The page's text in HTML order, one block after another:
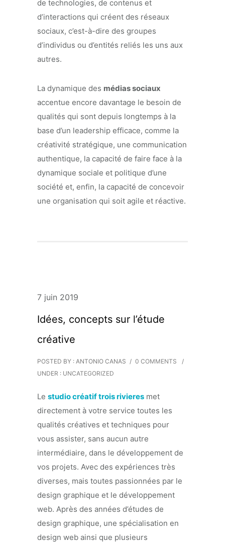
de technologies, de contenus et
d’interactions qui créent des réseaux
sociaux, c’est-à-dire des groupes
d’individus ou d’entités reliés les uns aux
autres.
La dynamique des médias sociaux
accentue encore davantage le besoin de
qualités qui sont depuis longtemps à la
base d’un leadership efficace, comme la
créativité stratégique, une communication
authentique, la capacité de faire face à la
dynamique sociale et politique d’une
société et, enfin, la capacité de concevoir
une organisation qui soit agile et réactive.
7 juin 2019
Idées, concepts sur l’étude
créative
POSTED BY : ANTONIO CANAS / 0 COMMENTS
/
UNDER : UNCATEGORIZED
Le studio créatif trois rivieres met
directement à votre service toutes les
qualités créatives et techniques pour
vous assister, sans aucun autre
intermédiaire, dans le développement de
vos projets. Avec des expériences très
diverses, mais toutes passionnées par le
design graphique et le développement
web. Après des années d’études de
design graphique, une spécialisation en
design web ainsi que plusieurs